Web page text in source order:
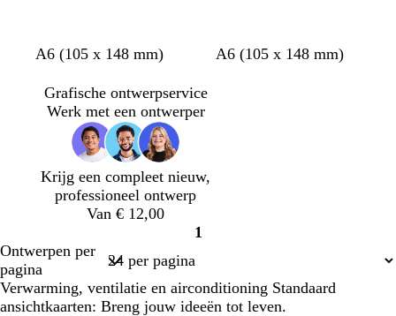
ssss
s
s
z
z
z
z
z
z
A6 (105 x 148 mm)
ss
A6 (105 x 148 mm)
Grafische ontwerpservice
Werk met een ontwerper
Krijg een compleet nieuw,
professioneel ontwerp
Van € 12,00
Pagina
1
Ontwerpen per
pagina
Verwarming, ventilatie en airconditioning Standaard
ansichtkaarten: Breng jouw ideeën tot leven.